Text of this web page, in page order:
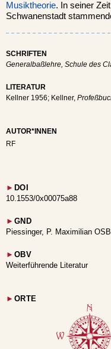
Musiktheorie. In seiner
Schwanenstadt
SCHRIFTEN
Generalbaßlehre, Schule des
LITERATUR
Kellner 1956; Kellner,
AUTOR*INNEN
RF
► DOI
10.1553/0x00075a88
► GND
Piessinger, P. Maximilian
► OBV
Weiterführende Literatur
► ORTE